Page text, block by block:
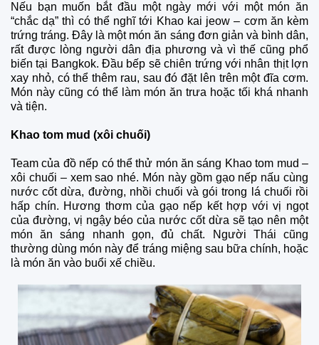
Nếu bạn muốn bắt đầu một ngày mới với một món ăn
“chắc dạ” thì có thể nghĩ tới Khao kai jeow – cơm ăn kèm
trứng tráng. Đây là một món ăn sáng đơn giản và bình dân,
rất được lòng người dân địa phương và vì thế cũng phổ
biến tại Bangkok. Đầu bếp sẽ chiên trứng với nhân thịt lợn
xay nhỏ, có thể thêm rau, sau đó đặt lên trên một đĩa cơm.
Món này cũng có thể làm món ăn trưa hoặc tối khá nhanh
và tiện.
Khao tom mud (xôi chuối)
Team của đồ nếp có thể thử món ăn sáng Khao tom mud –
xôi chuối – xem sao nhé. Món này gồm gạo nếp nấu cùng
nước cốt dừa, đường, nhồi chuối và gói trong lá chuối rồi
hấp chín. Hương thơm của gạo nếp kết hợp với vị ngọt
của đường, vị ngậy béo của nước cốt dừa sẽ tạo nên một
món ăn sáng nhanh gọn, đủ chất. Người Thái cũng
thường dùng món này để tráng miệng sau bữa chính, hoặc
là món ăn vào buổi xế chiều.